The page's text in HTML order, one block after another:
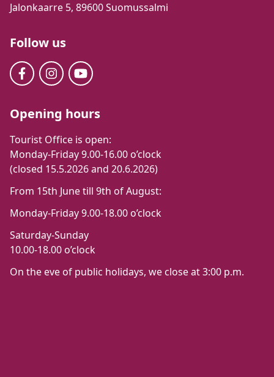
Jalonkaarre 5, 89600 Suomussalmi
Follow us
Opening hours
Tourist Office is open:
Monday-Friday 9.00-16.00 o’clock
(closed 15.5.2026 and 20.6.2026)
From 15th June till 9th of August:
Monday-Friday 9.00-18.00 o’clock
Saturday-Sunday
10.00-18.00 o’clock
On the eve of public holidays, we close at 3:00 p.m.